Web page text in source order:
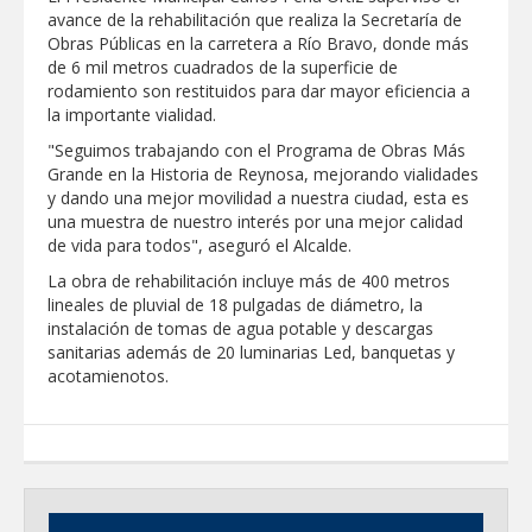
Respalda la SET acuerdos de la
CONAEDU sobre redes sociales y
escuelas militarizadas
AVANZAN TRABAJOS DE
MODERNIZACIÓN EN AVENIDA
REFORMA; GOBIERNO MUNICIPAL
MANTIENE EL RITMO DE LAS OBRAS
PRIORITARIAS
Atendió Protección Civil de Reynosa
reportes ante lluvias
IMPULSA GESTIÓN AMBIENTAL
JORNADA DE MEJORA URBANA EN
HACIENDA SAN AGUSTÍN
Asegura alcalde de Reynosa buen
funcionamiento de Presa El Águila
GOBIERNO MUNICIPAL Y ESTATAL
con más de 6 mil 900 colocaciones en
Anunciaron Gobierno Municipal,
avance de la rehabilitación que realiza la Secretaría de
Obras Públicas en la carretera a Río Bravo, donde más
de 6 mil metros cuadrados de la superficie de
rodamiento son restituidos para dar mayor eficiencia a
la importante vialidad.
"Seguimos trabajando con el Programa de Obras Más
Grande en la Historia de Reynosa, mejorando vialidades
y dando una mejor movilidad a nuestra ciudad, esta es
una muestra de nuestro interés por una mejor calidad
de vida para todos", aseguró el Alcalde.
La obra de rehabilitación incluye más de 400 metros
lineales de pluvial de 18 pulgadas de diámetro, la
instalación de tomas de agua potable y descargas
sanitarias además de 20 luminarias Led, banquetas y
acotamienotos.